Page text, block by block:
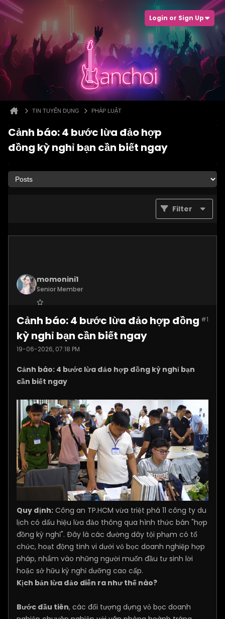
Login or Sign Up
TIN TUYỂN DỤNG PHÁP LUẬT
Cảnh báo: 4 bước lừa đảo hợp
đồng kỳ nghỉ bạn cần biết ngay
Filter
momonini1
Senior Member
Posts:5399 #1
Cảnh báo: 4 bước lừa đảo hợp đồng
kỳ nghỉ bạn cần biết ngay
19-06-2026, 07:18 PM
Cảnh báo: 4 bước lừa đảo hợp đồng kỳ nghỉ bạn
cần biết ngay
Quy định: Công an TP.HCM vừa triệt phá 11 công ty du
lịch có dấu hiệu lừa đảo thông qua hình thức bán "hợp
đồng kỳ nghỉ". Đây là các đường dây tội phạm có tổ
chức, hoạt động tinh vi dưới vỏ bọc doanh nghiệp hợp
pháp, nhắm vào những người muốn đầu tư sinh lời
hoặc sở hữu kỳ nghỉ dưỡng cao cấp.
Kịch bản lừa đảo diễn ra như thế nào?
Bước đầu tiên, các đối tượng dựng vỏ bọc doanh